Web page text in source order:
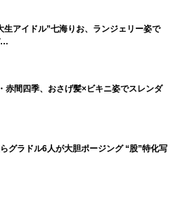
リップしてしまう。片思いの相
ずの美少女・彩乃と再会した大輔
いと奮闘するが…。可笑しくも泣
井浩文
シリーズ）
地に住む鍵っ子の健は朝から母
生アイドル”七海りお、ランジェリー姿で
…
赤間四季、おさげ髪×ビキニ姿でスレンダ
グラドル6人が大胆ポージング “股”特化写